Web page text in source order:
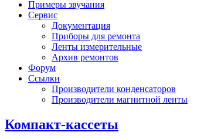
Примеры звучания
Сервис
Документация
Приборы для ремонта
Ленты измерительные
Архив ремонтов
Форум
Ссылки
Производители конденсаторов
Производители магнитной ленты
Компакт-кассеты